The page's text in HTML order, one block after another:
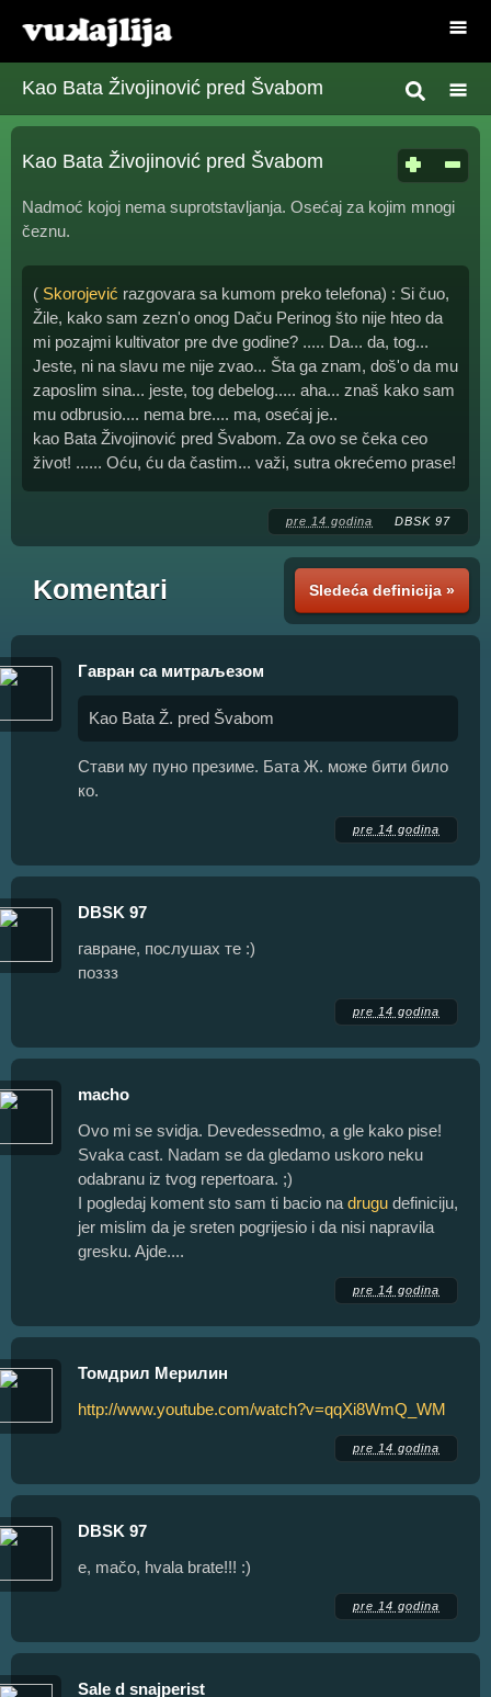
Kao Bata Živojinović pred Švabom
Kao Bata Živojinović pred Švabom
Nadmoć kojoj nema suprotstavljanja. Osećaj za kojim mnogi
čeznu.
( Skorojević razgovara sa kumom preko telefona) : Si čuo,
Žile, kako sam zezn'o onog Daču Perinog što nije hteo da
mi pozajmi kultivator pre dve godine? ..... Da... da, tog...
Jeste, ni na slavu me nije zvao... Šta ga znam, doš'o da mu
zaposlim sina... jeste, tog debelog..... aha... znaš kako sam
mu odbrusio.... nema bre.... ma, osećaj je..
kao Bata Živojinović pred Švabom. Za ovo se čeka ceo
život! ...... Oću, ću da častim... važi, sutra okrećemo prase!
pre 14 godina DBSK 97
Sledeća definicija »
Komentari
Гавран са митраљезом
Kao Bata Ž. pred Švabom
Стави му пуно презиме. Бата Ж. може бити било
ко.
pre 14 godina
DBSK 97
гавране, послушах те :)
поззз
pre 14 godina
macho
Ovo mi se svidja. Devedessedmo, a gle kako pise!
Svaka cast. Nadam se da gledamo uskoro neku
odabranu iz tvog repertoara. ;)
I pogledaj koment sto sam ti bacio na drugu definiciju,
jer mislim da je sreten pogrijesio i da nisi napravila
gresku. Ajde....
pre 14 godina
Томдрил Мерилин
http://www.youtube.com/watch?v=qqXi8WmQ_WM
pre 14 godina
DBSK 97
e, mačo, hvala brate!!! :)
pre 14 godina
Sale d snajperist